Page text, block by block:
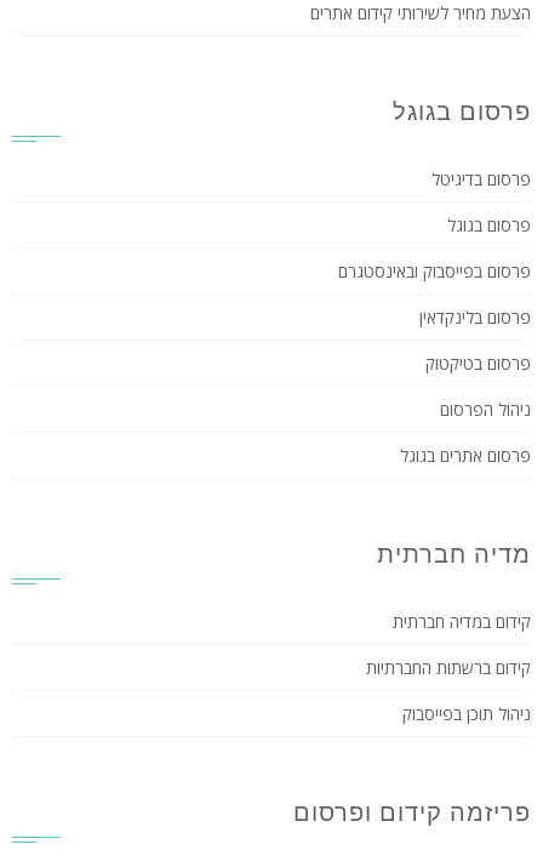
הצעת מחיר לשירותי קידום אתרים
פרסום בגוגל
פרסום בדיגיטל
פרסום בגוגל
פרסום בפייסבוק ובאינסטגרם
פרסום בלינקדאין
פרסום בטיקטוק
ניהול הפרסום
פרסום אתרים בגוגל
מדיה חברתית
קידום במדיה חברתית
קידום ברשתות החברתיות
ניהול תוכן בפייסבוק
פריזמה קידום ופרסום